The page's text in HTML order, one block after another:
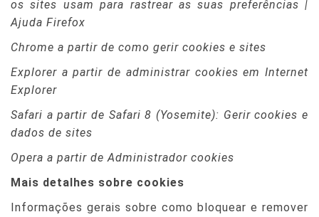
os sites usam para rastrear as suas preferências |
Ajuda Firefox
Chrome a partir de como gerir cookies e sites
Explorer a partir de administrar cookies em Internet
Explorer
Safari a partir de Safari 8 (Yosemite): Gerir cookies e
dados de sites
Opera a partir de Administrador cookies
Mais detalhes sobre cookies
Informações gerais sobre como bloquear e remover